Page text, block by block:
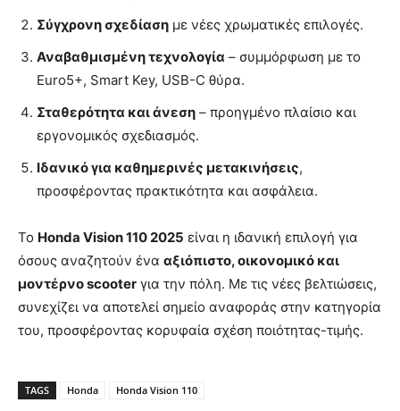
Σύγχρονη σχεδίαση με νέες χρωματικές επιλογές.
Αναβαθμισμένη τεχνολογία – συμμόρφωση με το
Euro5+, Smart Key, USB-C θύρα.
Σταθερότητα και άνεση – προηγμένο πλαίσιο και
εργονομικός σχεδιασμός.
Ιδανικό για καθημερινές μετακινήσεις,
προσφέροντας πρακτικότητα και ασφάλεια.
Το Honda Vision 110 2025 είναι η ιδανική επιλογή για
όσους αναζητούν ένα αξιόπιστο, οικονομικό και
μοντέρνο scooter για την πόλη. Με τις νέες βελτιώσεις,
συνεχίζει να αποτελεί σημείο αναφοράς στην κατηγορία
του, προσφέροντας κορυφαία σχέση ποιότητας-τιμής.
TAGS Honda Honda Vision 110